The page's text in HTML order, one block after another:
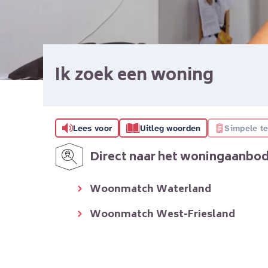
Ik zoek een woning
Lees voor Uitleg woorden Simpele
Direct naar het
Woonmatch Waterland
Woonmatch West-Friesland